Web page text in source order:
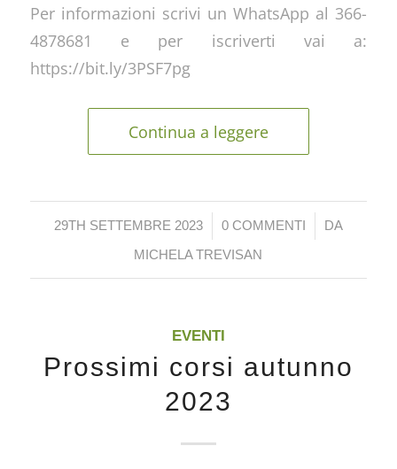
Per informazioni scrivi un WhatsApp al 366-
4878681 e per iscriverti vai a:
https://bit.ly/3PSF7pg
Continua a leggere
29TH SETTEMBRE 2023
/ 0 COMMENTI
/ DA
MICHELA TREVISAN
EVENTI
Prossimi corsi autunno
2023